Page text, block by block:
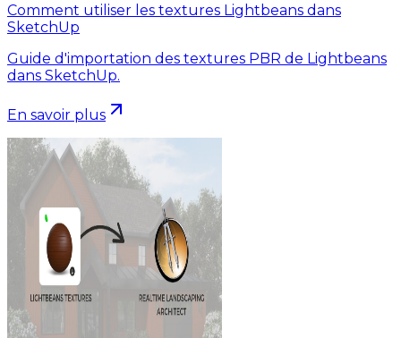
Comment utiliser les textures Lightbeans dans
SketchUp
Guide d'importation des textures PBR de Lightbeans
dans SketchUp.
En savoir plus